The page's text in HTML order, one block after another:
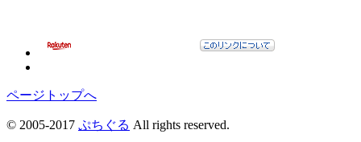
ページトップへ
© 2005-2017 ぷちぐる All rights reserved.